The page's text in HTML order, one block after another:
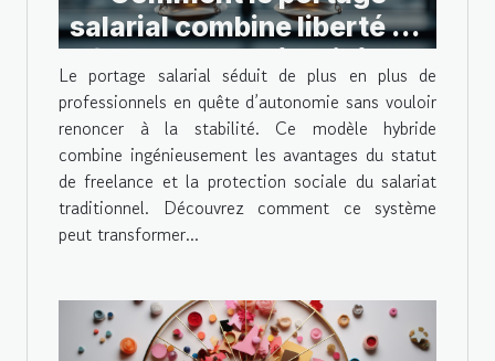
salarial combine liberté de
freelance et sécurité du
salariat
Le portage salarial séduit de plus en plus de
professionnels en quête d’autonomie sans vouloir
renoncer à la stabilité. Ce modèle hybride
combine ingénieusement les avantages du statut
de freelance et la protection sociale du salariat
traditionnel. Découvrez comment ce système
peut transformer...